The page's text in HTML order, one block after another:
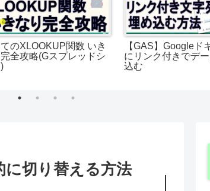
のXLOOKUP関数 いき
全攻略(Gスプレッドシ
【GAS】Googleド
にリンク付きでデ
込む
切り替える方法